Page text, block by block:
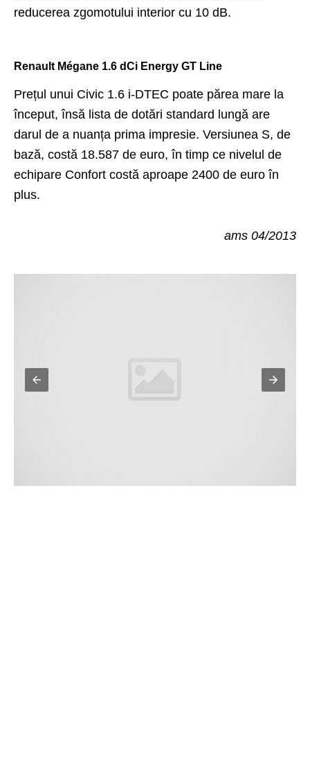
reducerea zgomotului interior cu 10 dB.
Renault Mégane 1.6 dCi Energy GT Line
Prețul unui Civic 1.6 i-DTEC poate părea mare la
început, însă lista de dotări standard lungă are
darul de a nuanța prima impresie. Versiunea S, de
bază, costă 18.587 de euro, în timp ce nivelul de
echipare Confort costă aproape 2400 de euro în
plus.
ams 04/2013